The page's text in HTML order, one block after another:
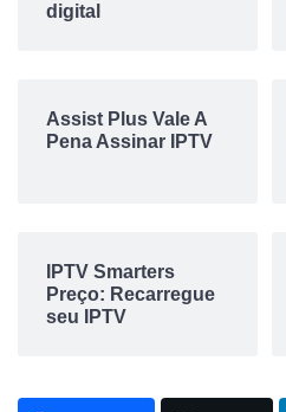
digital
Assist Plus Vale A
Pena Assinar IPTV
IPTV Smarters
Preço: Recarregue
seu IPTV